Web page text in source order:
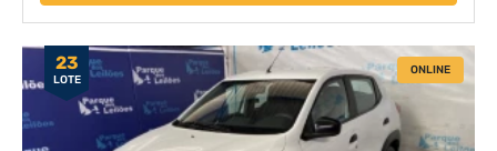
23
LOTE
ONLINE